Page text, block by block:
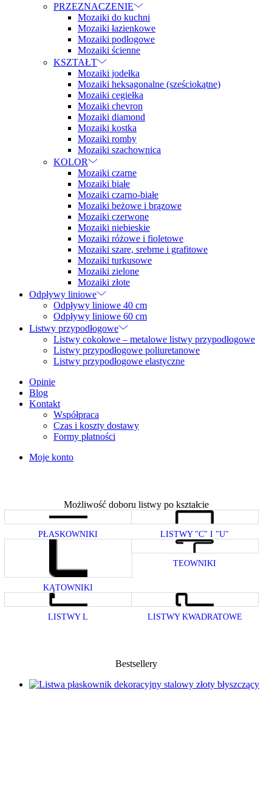
PRZEZNACZENIE
Mozaiki do kuchni
Mozaiki łazienkowe
Mozaiki podłogowe
Mozaiki ścienne
KSZTAŁT
Mozaiki jodełka
Mozaiki heksagonalne (sześciokątne)
Mozaiki cegiełka
Mozaiki chevron
Mozaiki diamond
Mozaiki kostka
Mozaiki romby
Mozaiki szachownica
KOLOR
Mozaiki czarne
Mozaiki białe
Mozaiki czarno-białe
Mozaiki beżowe i brązowe
Mozaiki czerwone
Mozaiki niebieskie
Mozaiki różowe i fioletowe
Mozaiki szare, srebrne i grafitowe
Mozaiki turkusowe
Mozaiki zielone
Mozaiki złote
Odpływy liniowe
Odpływy liniowe 40 cm
Odpływy liniowe 60 cm
Listwy przypodłogowe
Listwy cokołowe – metalowe listwy przypodłogowe
Listwy przypodłogowe poliuretanowe
Listwy przypodłogowe elastyczne
Opinie
Blog
Kontakt
Współpraca
Czas i koszty dostawy
Formy płatności
Moje konto
Możliwość doboru listwy po kształcie
PŁASKOWNIKI LISTWY "C" I "U"
KĄTOWNIKI
TEOWNIKI
LISTWY L LISTWY KWADRATOWE
Bestsellery